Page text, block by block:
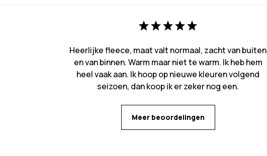
Heerlijke fleece, maat valt normaal, zacht van buiten
en van binnen. Warm maar niet te warm. Ik heb hem
heel vaak aan. Ik hoop op nieuwe kleuren volgend
seizoen, dan koop ik er zeker nog een.
Meer beoordelingen